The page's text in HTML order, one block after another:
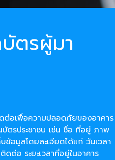
ตรผู้มา
ต่อเพื่อความปลอดภัยของอาคาร
ตรประชาชน เช่น ชื่อ ที่อยู่ ภาพ
ข้อมูลโดยละเอียดได้แก่ วันเวลา
ต่อ ระยะเวลาที่อยู่ในอาคาร